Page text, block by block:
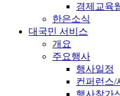
경제교육
한은소식
대국민 서비스
개요
주요행사
행사일정
컨퍼런스/
행사참가